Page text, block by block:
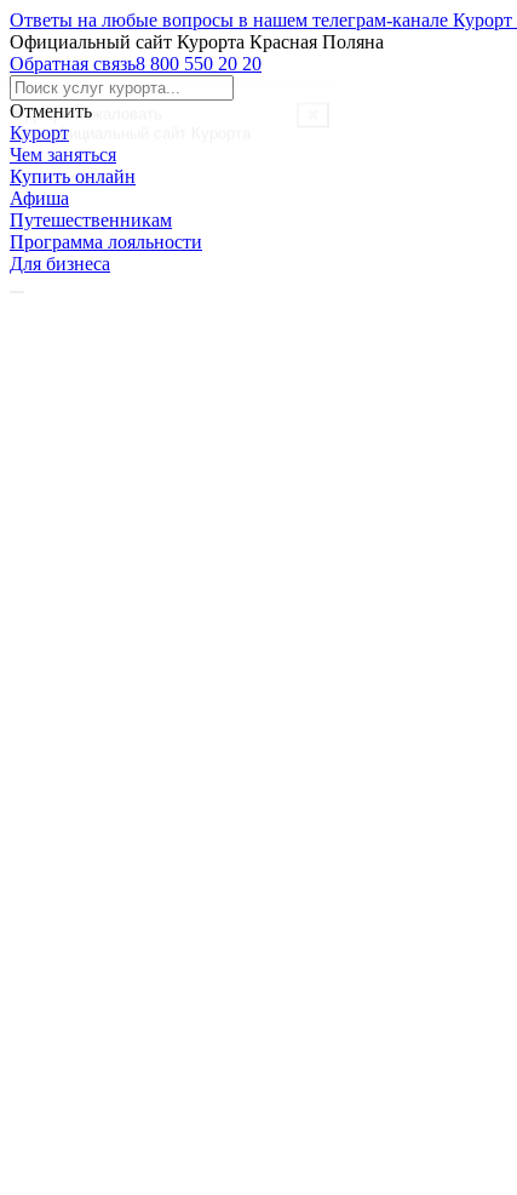
Ответы на любые вопросы в нашем телеграм-канале Курорт
Официальный сайт Курорта Красная Поляна
Обратная связь8 800 550 20 20
Отменить
Курорт
Чем заняться
Купить онлайн
Афиша
Путешественникам
Программа лояльности
Для бизнеса